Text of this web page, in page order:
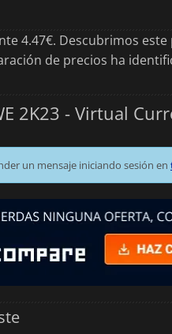
4.47€. Descubrimos
de precios ha
2K23 - Virtual
un mensaje iniciando sesión en